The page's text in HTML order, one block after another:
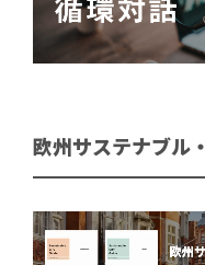
欧州サステナブル